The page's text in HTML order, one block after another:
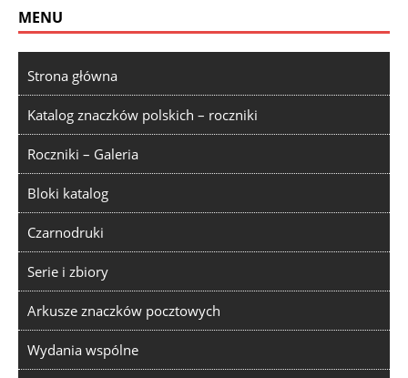
MENU
Strona główna
Katalog znaczków polskich – roczniki
Roczniki – Galeria
Bloki katalog
Czarnodruki
Serie i zbiory
Arkusze znaczków pocztowych
Wydania wspólne